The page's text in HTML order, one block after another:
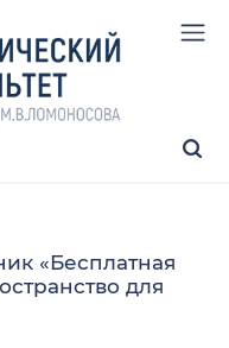
«Бесплатная
для